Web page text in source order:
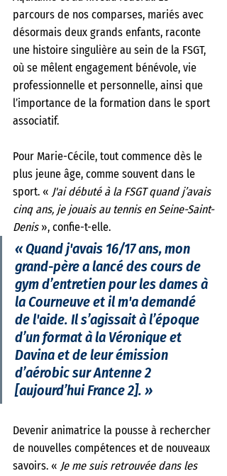
parcours de nos comparses, mariés avec
désormais deux grands enfants, raconte
une histoire singulière au sein de la FSGT,
où se mêlent engagement bénévole, vie
professionnelle et personnelle, ainsi que
l’importance de la formation dans le sport
associatif.
Pour Marie-Cécile, tout commence dès le
plus jeune âge, comme souvent dans le
sport. « J'ai débuté à la FSGT quand j’avais
cinq ans, je jouais au tennis en Seine-Saint-
Denis », confie-t-elle.
« Quand j'avais 16/17 ans, mon
grand-père a lancé des cours de
gym d’entretien pour les dames à
la Courneuve et il m'a demandé
de l'aide. Il s’agissait à l’époque
d’un format à la Véronique et
Davina et de leur émission
d’aérobic sur Antenne 2
[aujourd’hui France 2]. »
Devenir animatrice la pousse à rechercher
de nouvelles compétences et de nouveaux
savoirs. « Je me suis retrouvée dans les